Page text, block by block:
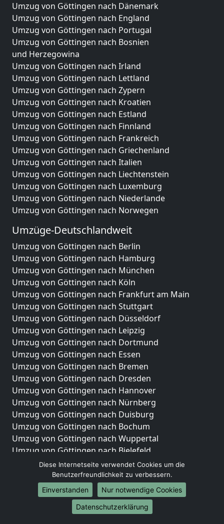
Umzug von Göttingen nach Dänemark
Umzug von Göttingen nach England
Umzug von Göttingen nach Portugal
Umzug von Göttingen nach Bosnien
und Herzegowina
Umzug von Göttingen nach Irland
Umzug von Göttingen nach Lettland
Umzug von Göttingen nach Zypern
Umzug von Göttingen nach Kroatien
Umzug von Göttingen nach Estland
Umzug von Göttingen nach Finnland
Umzug von Göttingen nach Frankreich
Umzug von Göttingen nach Griechenland
Umzug von Göttingen nach Italien
Umzug von Göttingen nach Liechtenstein
Umzug von Göttingen nach Luxemburg
Umzug von Göttingen nach Niederlande
Umzug von Göttingen nach Norwegen
Umzüge-Deutschlandweit
Umzug von Göttingen nach Berlin
Umzug von Göttingen nach Hamburg
Umzug von Göttingen nach München
Umzug von Göttingen nach Köln
Umzug von Göttingen nach Frankfurt am Main
Umzug von Göttingen nach Stuttgart
Umzug von Göttingen nach Düsseldorf
Umzug von Göttingen nach Leipzig
Umzug von Göttingen nach Dortmund
Umzug von Göttingen nach Essen
Umzug von Göttingen nach Bremen
Umzug von Göttingen nach Dresden
Umzug von Göttingen nach Hannover
Umzug von Göttingen nach Nürnberg
Umzug von Göttingen nach Duisburg
Umzug von Göttingen nach Bochum
Umzug von Göttingen nach Wuppertal
Umzug von Göttingen nach Bielefeld
Umzug von Göttingen nach Bonn
Umzug von Göttingen nach Münster
Internationale-Umzüge
Umzug von Göttingen nach Brasilien
Diese Internetseite verwendet Cookies um die
Benutzerfreundlichkeit zu verbessern.
Einverstanden
Nur notwendige Cookies
Datenschutzerklärung